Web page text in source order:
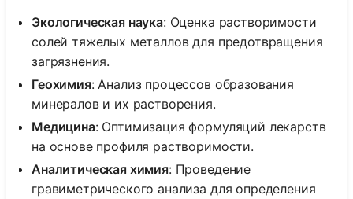
Экологическая наука: Оценка растворимости
солей тяжелых металлов для предотвращения
загрязнения.
Геохимия: Анализ процессов образования
минералов и их растворения.
Медицина: Оптимизация формуляций лекарств
на основе профиля растворимости.
Аналитическая химия: Проведение
гравиметрического анализа для определения